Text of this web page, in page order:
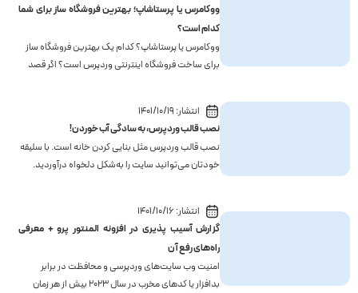
ووکامرس یا پرستاشاپ؛ بهترین فروشگاه ساز برای شما
کدام است؟
ووکامرس یا پرستاشاپ؟ کدام یک بهترین فروشگاه ساز
برای ساخت فروشگاه اینترنتی وردپرس است؟ اگر قصد
مناسب است.ممکن است با کمی تحقیق در مورد پلت...
انتشار: 1401/10/19
نصب قالب وردپرس، به سادگی آب خوردن!
نصب قالب وردپرس مثل بنایی کردن خانه است. با سلیقه
خودتان می‌توانید سایت را به‌شکل دلخواه درآوردید.
نصب وردپرس را با ۵ روش اساسی به شما آموزش
خواهی...
انتشار: 1401/10/16
گزارش آسیب‌ پذیری در افزونه المنتور پرو + معرفی
راه‌های رفع آن
امنیت وب سایت‌های وردپرسی و محافظت در برابر
بدافزار یا کدهای مخرب در سال 2023 بیش از هر زمان